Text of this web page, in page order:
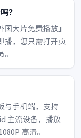
？
大片免费播放」
播，您只需打开页
与手机端，支持
主流设备，播放
高清。